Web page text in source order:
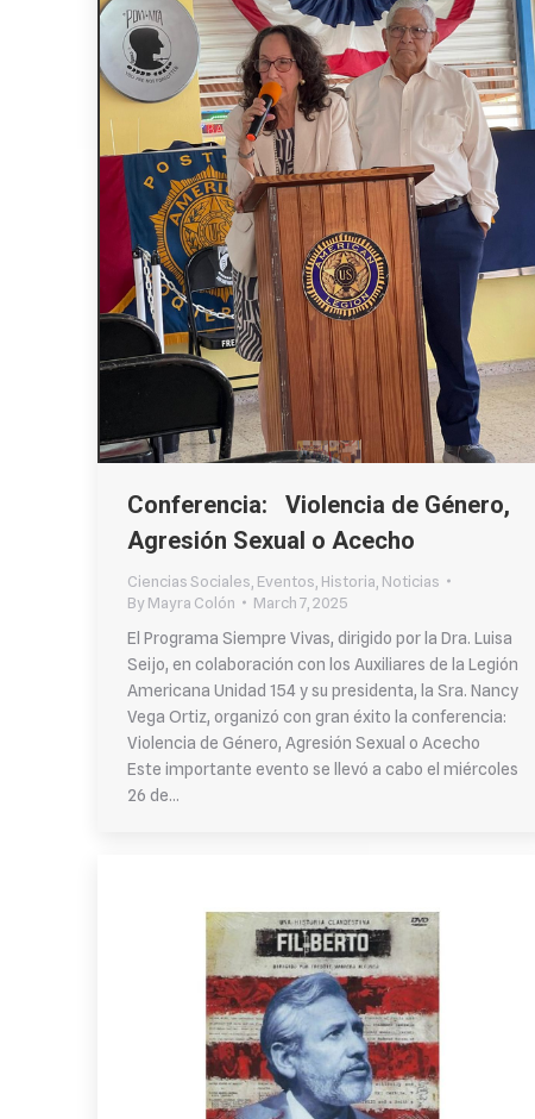
Conferencia: Violencia de Género,
Agresión Sexual o Acecho
Ciencias Sociales Eventos Historia Noticias
ByMayra Colón
March 7, 2025
El Programa Siempre Vivas, dirigido por la Dra. Luisa
Seijo, en colaboración con los Auxiliares de la Legión
Americana Unidad 154 y su presidenta, la Sra. Nancy
Vega Ortiz, organizó con gran éxito la conferencia:
Violencia de Género, Agresión Sexual o Acecho
Este importante evento se llevó a cabo el miércoles
26 de…